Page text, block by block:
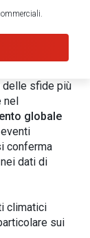
delle sfide più
nel
globale
conferma
dati di
climatici
sui